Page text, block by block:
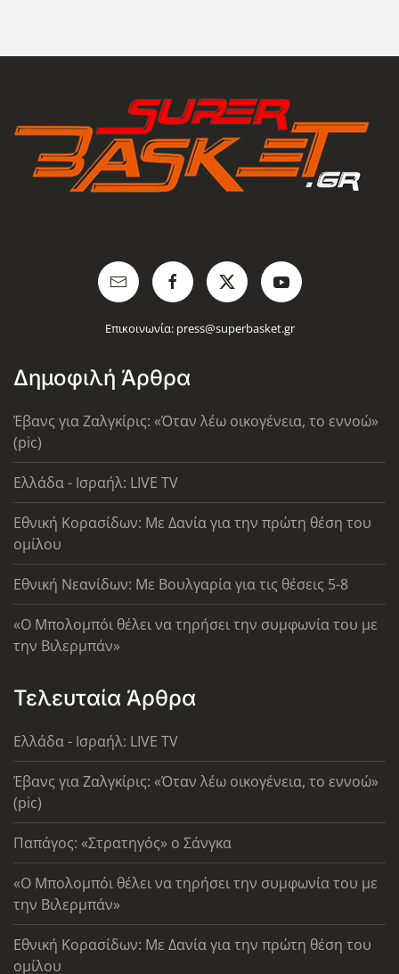
Επικοινωνία: press@superbasket.gr
Δημοφιλή Άρθρα
Έβανς για Ζαλγκίρις: «Όταν λέω οικογένεια, το εννοώ»
(pic)
Ελλάδα - Ισραήλ: LIVE TV
Εθνική Κορασίδων: Με Δανία για την πρώτη θέση του
ομίλου
Εθνική Νεανίδων: Με Βουλγαρία για τις θέσεις 5-8
«Ο Μπολομπόι θέλει να τηρήσει την συμφωνία του με
την Βιλερμπάν»
Τελευταία Άρθρα
Ελλάδα - Ισραήλ: LIVE TV
Έβανς για Ζαλγκίρις: «Όταν λέω οικογένεια, το εννοώ»
(pic)
Παπάγος: «Στρατηγός» ο Σάνγκα
«Ο Μπολομπόι θέλει να τηρήσει την συμφωνία του με
την Βιλερμπάν»
Εθνική Κορασίδων: Με Δανία για την πρώτη θέση του
ομίλου